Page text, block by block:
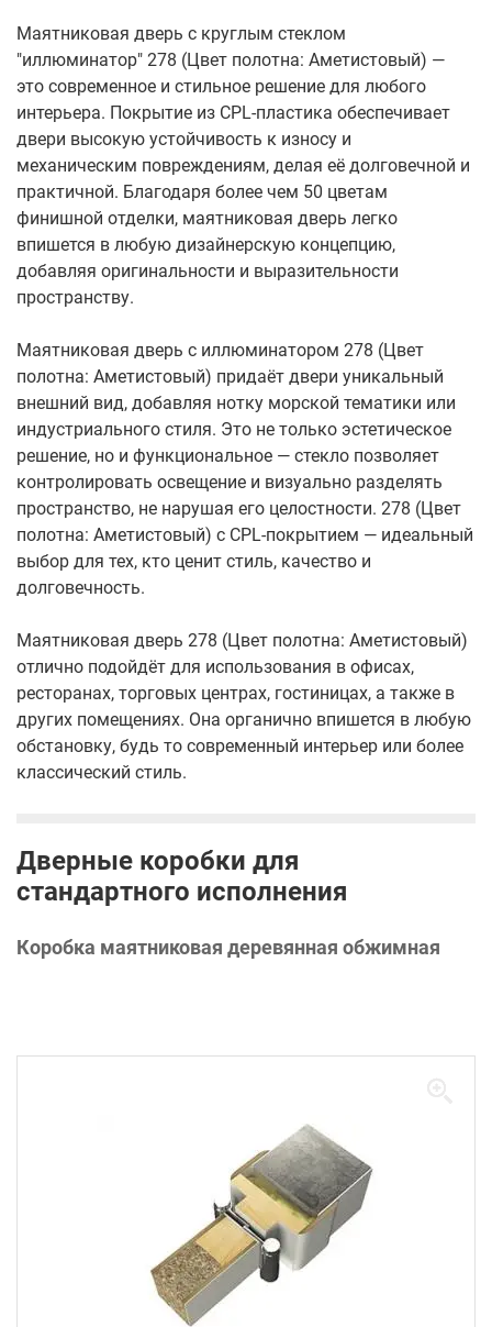
Маятниковая дверь с круглым стеклом
"иллюминатор" 278 (Цвет полотна: Аметистовый) —
это современное и стильное решение для любого
интерьера. Покрытие из CPL-пластика обеспечивает
двери высокую устойчивость к износу и
механическим повреждениям, делая её долговечной и
практичной. Благодаря более чем 50 цветам
финишной отделки, маятниковая дверь легко
впишется в любую дизайнерскую концепцию,
добавляя оригинальности и выразительности
пространству.
Маятниковая дверь с иллюминатором 278 (Цвет
полотна: Аметистовый) придаёт двери уникальный
внешний вид, добавляя нотку морской тематики или
индустриального стиля. Это не только эстетическое
решение, но и функциональное — стекло позволяет
контролировать освещение и визуально разделять
пространство, не нарушая его целостности. 278 (Цвет
полотна: Аметистовый) с CPL-покрытием — идеальный
выбор для тех, кто ценит стиль, качество и
долговечность.
Маятниковая дверь 278 (Цвет полотна: Аметистовый)
отлично подойдёт для использования в офисах,
ресторанах, торговых центрах, гостиницах, а также в
других помещениях. Она органично впишется в любую
обстановку, будь то современный интерьер или более
классический стиль.
Дверные коробки для
стандартного исполнения
Коробка маятниковая деревянная обжимная